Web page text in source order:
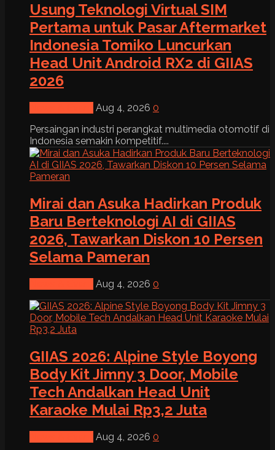
Usung Teknologi Virtual SIM
Pertama untuk Pasar Aftermarket
Indonesia Tomiko Luncurkan
Head Unit Android RX2 di GIIAS
2026
Aug 4, 2026 0
Persaingan industri perangkat multimedia otomotif di
Indonesia semakin kompetitif....
Mirai dan Asuka Hadirkan Produk
Baru Berteknologi AI di GIIAS
2026, Tawarkan Diskon 10 Persen
Selama Pameran
Aug 4, 2026 0
GIIAS 2026: Alpine Style Boyong
Body Kit Jimny 3 Door, Mobile
Tech Andalkan Head Unit
Karaoke Mulai Rp3,2 Juta
Aug 4, 2026 0